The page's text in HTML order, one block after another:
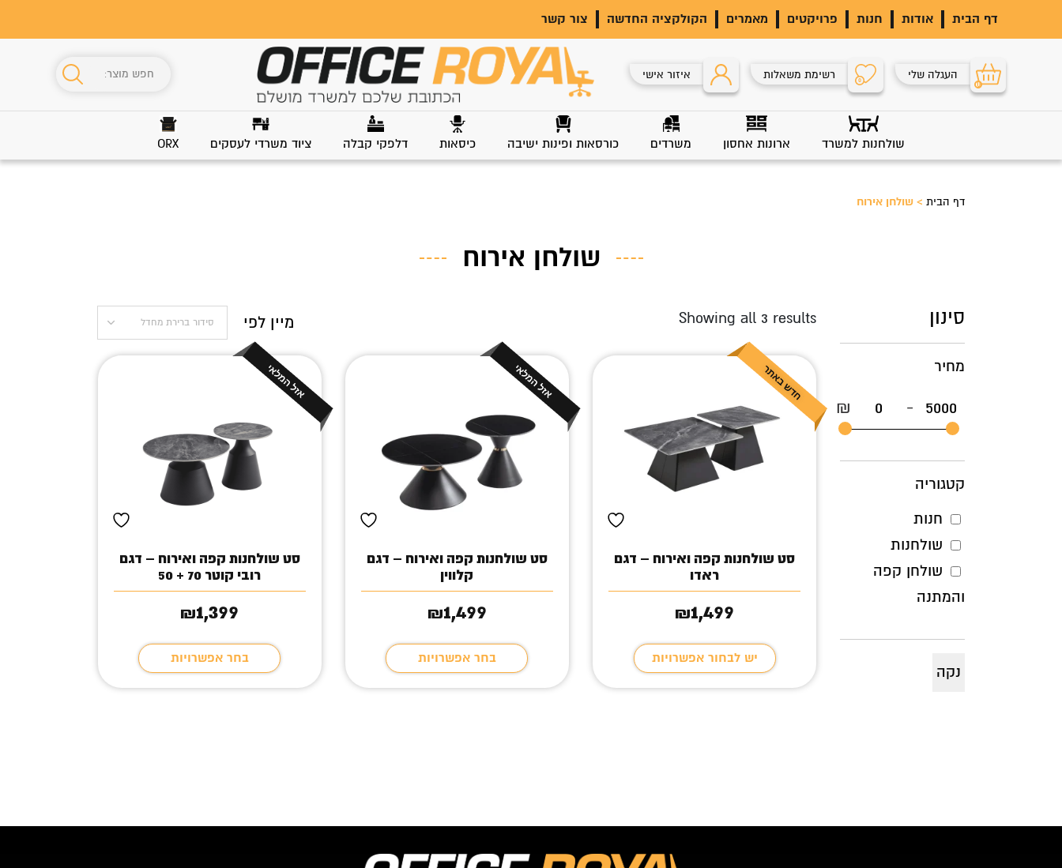
דף הבית אודות חנות פרויקטים מאמרים הקולקציה החדשה צור קשר
0
העגלה שלי 0 רשימת משאלות איזור אישי
שולחנות למשרד ארונות אחסון משרדים כורסאות ופינות ישיבה כיסאות דלפקי קבלה ציוד משרדי לעסקים ORX
דף הבית> שולחן אירוח
שולחן אירוח
סינון
מחיר
-
₪
קטגוריה
חנות
שולחנות
שולחן קפה
והמתנה
Showing all 3 results מיין לפי
סט שולחנות קפה ואירוח – דגם
ראדו
₪1,499
יש לבחור אפשרויות
סט שולחנות קפה ואירוח – דגם
קלווין
₪1,499
בחר אפשרויות
סט שולחנות קפה ואירוח – דגם
רובי קוטר 70 + 50
₪1,399
בחר אפשרויות